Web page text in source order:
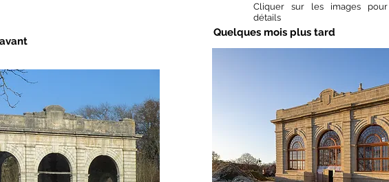
Cliquer sur les images
détails
Quelques mois plus tard